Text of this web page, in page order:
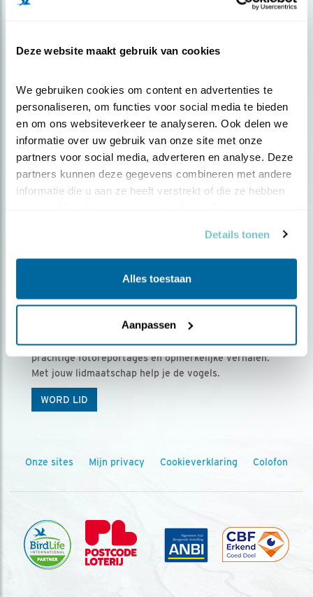
Deze website maakt gebruik van cookies
We gebruiken cookies om content en advertenties te
personaliseren, om functies voor social media te bieden
en om ons websiteverkeer te analyseren. Ook delen we
informatie over uw gebruik van onze site met onze
partners voor social media, adverteren en analyse. Deze
partners kunnen deze gegevens combineren met andere
informatie die u aan ze heeft verstrekt of die ze hebben
Details tonen
Alles toestaan
Aanpassen
over vogels en activiteiten van Vogelbescherming.
Ontvang 5 x Vogels voor € 36,00 per jaar
Vogels is het tijdschrift voor onze leden, met
prachtige fotoreportages en opmerkelijke verhalen.
Met jouw lidmaatschap help je de vogels.
WORD LID
Onze sites Mijn privacy Cookieverklaring Colofon